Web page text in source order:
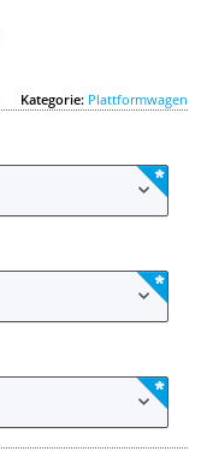
Kategorie: Plattformwagen